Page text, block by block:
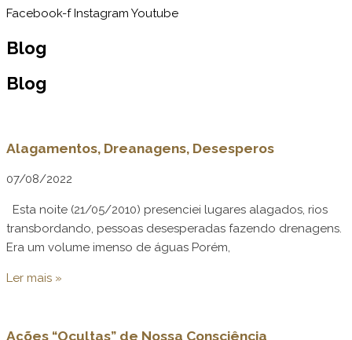
Facebook-f Instagram Youtube
Blog
Blog
Alagamentos, Dreanagens, Desesperos
07/08/2022
Esta noite (21/05/2010) presenciei lugares alagados, rios
transbordando, pessoas desesperadas fazendo drenagens.
Era um volume imenso de águas Porém,
Ler mais »
Ações “Ocultas” de Nossa Consciência